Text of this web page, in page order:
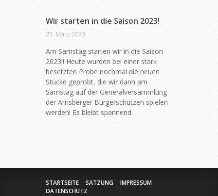
Wir starten in die Saison 2023!
23. März 2023
Am Samstag starten wir in die Saison
2023!! Heute wurden bei einer stark
besetzten Probe nochmal die neuen
Stücke geprobt, die wir dann am
Samstag auf der Generalversammlung
der Arnsberger Bürgerschützen spielen
werden! Es bleibt spannend…
STARTSEITE SATZUNG
IMPRESSUM
DATENSCHUTZ